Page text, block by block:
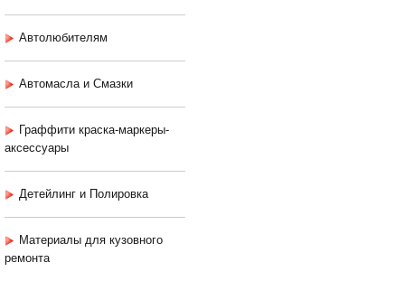
Автолюбителям
Автомасла и Смазки
Граффити краска-маркеры-
аксессуары
Детейлинг и Полировка
Материалы для кузовного
ремонта